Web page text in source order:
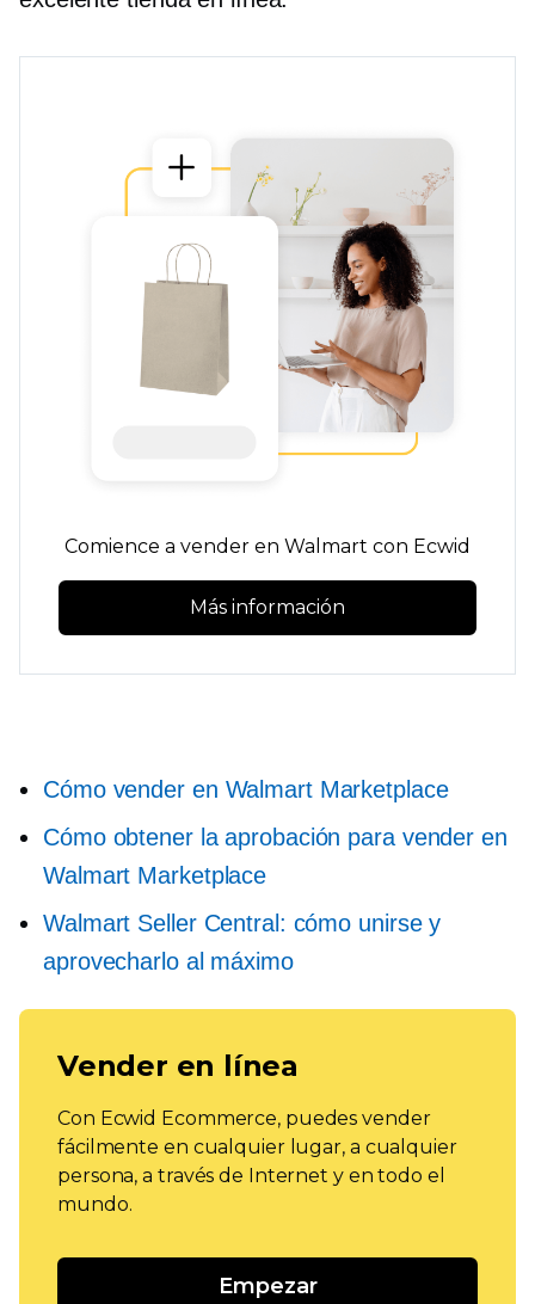
Comience a vender en Walmart con Ecwid
Más información
Cómo vender en Walmart Marketplace
Cómo obtener la aprobación para vender en
Walmart Marketplace
Walmart Seller Central: cómo unirse y
aprovecharlo al máximo
Vender en línea
Con Ecwid Ecommerce, puedes vender
fácilmente en cualquier lugar, a cualquier
persona, a través de Internet y en todo el
mundo.
Empezar